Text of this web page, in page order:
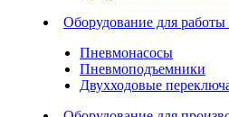
Оборудование для
Пневмонасосы
Пневмоподъемники
Двухходовые